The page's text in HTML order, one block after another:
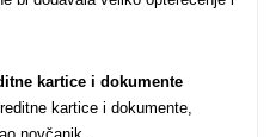
kartice i dokumente
kartice i dokumente,